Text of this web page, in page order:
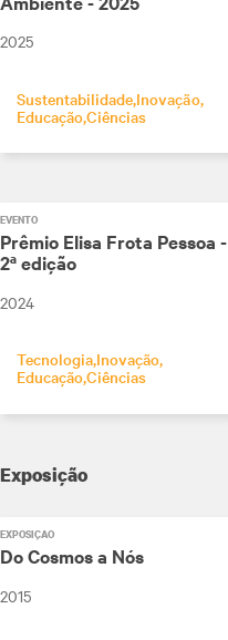
2025
SustentabilidadeInovação
EducaçãoCiências
EVENTO
Prêmio Elisa Frota Pessoa -
2ª edição
2024
Tecnologia Inovação
EducaçãoCiências
Exposição
EXPOSIÇÃO
Do Cosmos a Nós
2015